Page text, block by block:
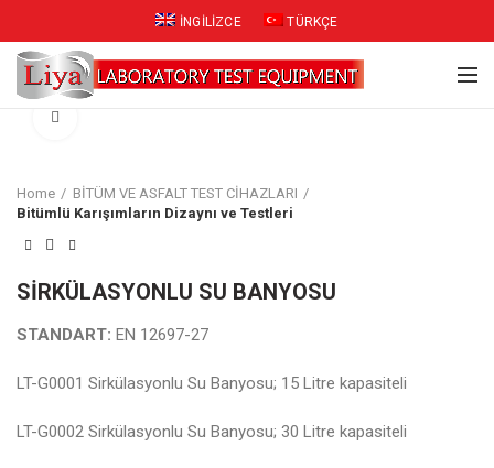
İNGILIZCE TÜRKÇE
Home
BİTÜM VE ASFALT TEST CİHAZLARI
Bitümlü Karışımların Dizaynı ve Testleri
SİRKÜLASYONLU SU BANYOSU
STANDART: EN 12697-27
LT-G0001 Sirkülasyonlu Su Banyosu; 15 Litre kapasiteli
LT-G0002 Sirkülasyonlu Su Banyosu; 30 Litre kapasiteli